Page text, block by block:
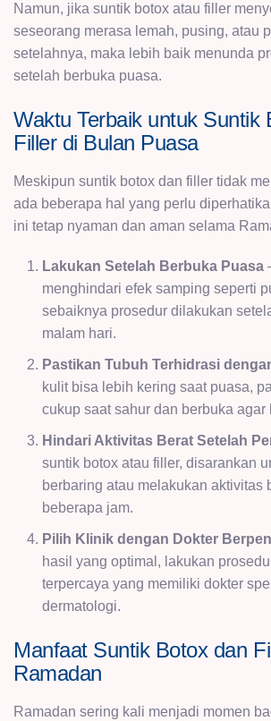
Namun, jika suntik botox atau filler
seseorang merasa lemah, pusing, atau
setelahnya, maka lebih baik menunda
setelah berbuka puasa.
Waktu Terbaik untuk Suntik
Filler di Bulan Puasa
Meskipun suntik botox dan filler tidak
ada beberapa hal yang perlu
ini tetap nyaman dan aman selama
Lakukan Setelah Berbuka Puasa
menghindari efek samping seperti
sebaiknya prosedur dilakukan
malam hari.
Pastikan Tubuh Terhidrasi
kulit bisa lebih kering saat puasa,
cukup saat sahur dan berbuka agar
Hindari Aktivitas Berat Setelah
suntik botox atau filler, disarankan
berbaring atau melakukan aktivitas
beberapa jam.
Pilih Klinik dengan Dokter
hasil yang optimal, lakukan
terpercaya yang memiliki dokter
dermatologi.
Manfaat Suntik Botox dan
Ramadan
Ramadan sering kali menjadi momen